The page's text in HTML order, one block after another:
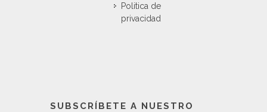
Politica de
privacidad
SUBSCRÍBETE A NUESTRO